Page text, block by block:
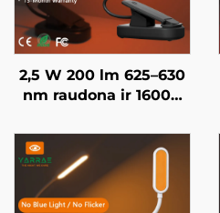
2,5 W 200 lm 625–630
nm raudona ir 1600K
dažytas nešiojamasis
prisegamas LED
knygos lempa